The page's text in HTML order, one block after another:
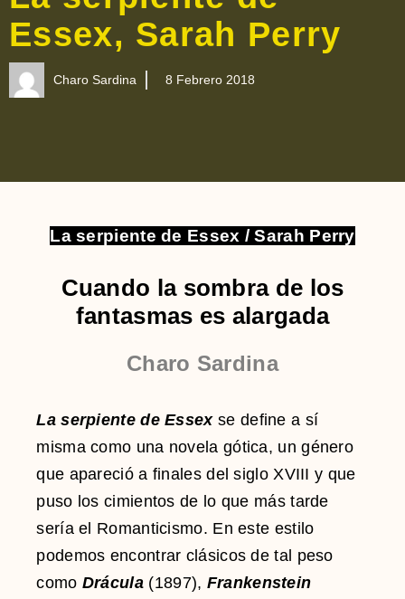
Essex, Sarah Perry
Charo Sardina 8 Febrero 2018
La serpiente de Essex / Sarah Perry
Cuando la sombra de los
fantasmas es alargada
Charo Sardina
La serpiente de Essexse define a sí
misma como una novela gótica, un género
que apareció a finales del siglo XVIII y que
puso los cimientos de lo que más tarde
sería el Romanticismo. En este estilo
podemos encontrar clásicos de tal peso
como Drácula (1897), Frankenstein